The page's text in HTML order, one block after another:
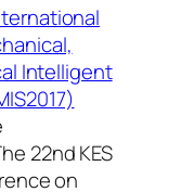
Intelligent
22nd KES
on